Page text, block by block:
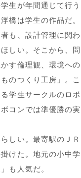
生が年間通じて行
橋は学生の作品だ。
も、設計管理に関
しい。そこから、
す倫理観、環境へ
のつくり工房」。
学生サークルのロ
コンでは準優勝の実
しい。最寄駅のＪ
けた。地元の小中
も人気だ。